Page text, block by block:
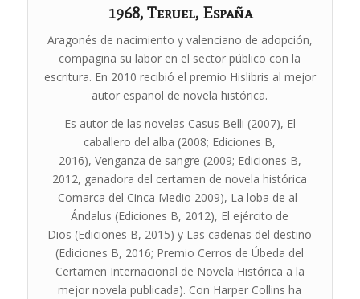
1968, Teruel, España
Aragonés de nacimiento y valenciano de adopción,
compagina su labor en el sector público con la
escritura. En 2010 recibió el premio Hislibris al mejor
autor español de novela histórica.
Es autor de las novelas Casus Belli (2007), El
caballero del alba (2008; Ediciones B,
2016), Venganza de sangre (2009; Ediciones B,
2012, ganadora del certamen de novela histórica
Comarca del Cinca Medio 2009), La loba de al-
Ándalus (Ediciones B, 2012), El ejército de
Dios (Ediciones B, 2015) y Las cadenas del destino
(Ediciones B, 2016; Premio Cerros de Úbeda del
Certamen Internacional de Novela Histórica a la
mejor novela publicada). Con Harper Collins ha